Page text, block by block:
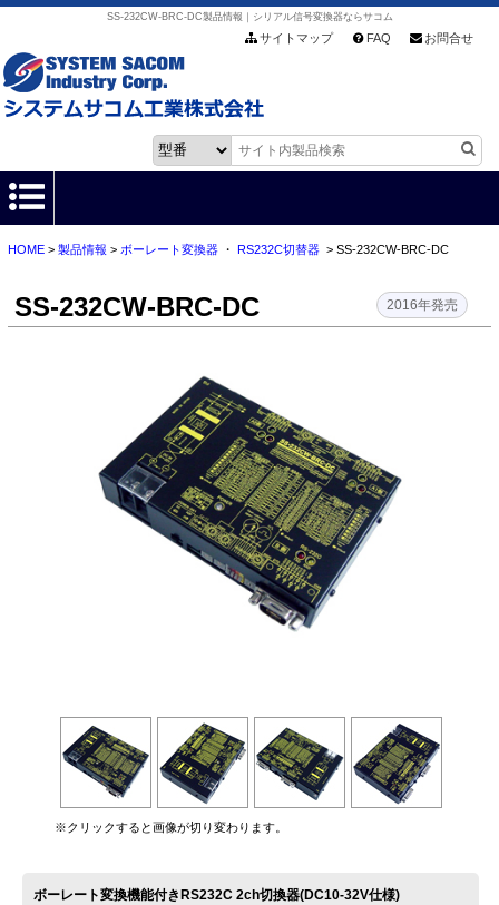
SS-232CW-BRC-DC製品情報｜シリアル信号変換器ならサコム
サイトマップ FAQ お問合せ
HOME
製品情報
お客様サポート
会社情報
お問い合わせ
HOME> 製品情報 > ボーレート変換器・ RS232C切替器> SS-232CW-BRC-DC
SS-232CW-BRC-DC 2016年発売
※クリックすると画像が切り変わります。
ボーレート変換機能付きRS232C 2ch切換器(DC10-32V仕様)